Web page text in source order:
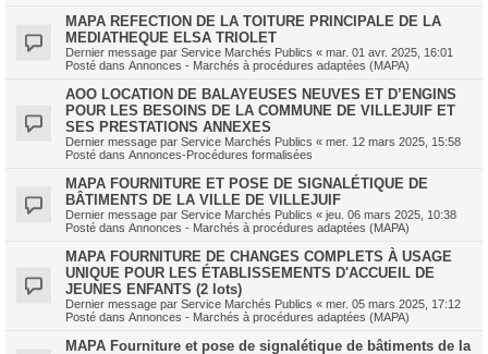
MAPA REFECTION DE LA TOITURE PRINCIPALE DE LA
MEDIATHEQUE ELSA TRIOLET
Dernier message par Service Marchés Publics « mar. 01 avr. 2025, 16:01
Posté dans Annonces - Marchés à procédures adaptées (MAPA)
AOO LOCATION DE BALAYEUSES NEUVES ET D’ENGINS
POUR LES BESOINS DE LA COMMUNE DE VILLEJUIF ET
SES PRESTATIONS ANNEXES
Dernier message par Service Marchés Publics « mer. 12 mars 2025, 15:58
Posté dans Annonces-Procédures formalisées
MAPA FOURNITURE ET POSE DE SIGNALÉTIQUE DE
BÂTIMENTS DE LA VILLE DE VILLEJUIF
Dernier message par Service Marchés Publics « jeu. 06 mars 2025, 10:38
Posté dans Annonces - Marchés à procédures adaptées (MAPA)
MAPA FOURNITURE DE CHANGES COMPLETS À USAGE
UNIQUE POUR LES ÉTABLISSEMENTS D'ACCUEIL DE
JEUNES ENFANTS (2 lots)
Dernier message par Service Marchés Publics « mer. 05 mars 2025, 17:12
Posté dans Annonces - Marchés à procédures adaptées (MAPA)
MAPA Fourniture et pose de signalétique de bâtiments de la